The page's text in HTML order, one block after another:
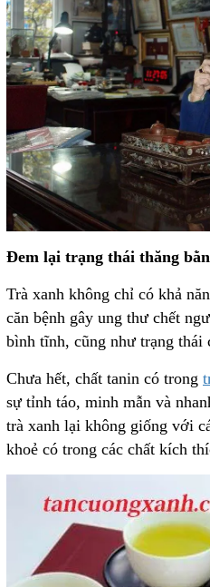
Đem lại trạng thái thăng
Trà xanh không chỉ có khả
căn bệnh gây ung thư chết
bình tĩnh, cũng như trạng thái
Chưa hết, chất tanin có trong
sự tỉnh táo, minh mẫn và
trà xanh lại không giống với
khoẻ có trong các chất kích